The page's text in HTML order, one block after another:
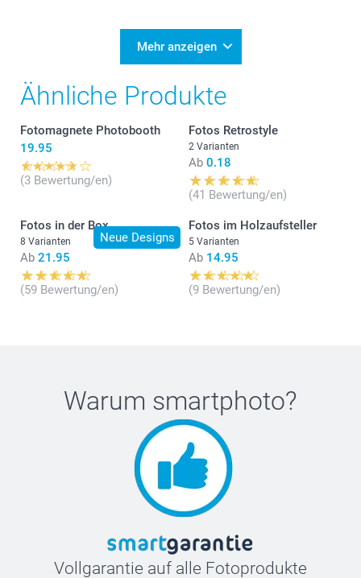
Mehr anzeigen
Ähnliche Produkte
Fotomagnete Photobooth
19.95
(3 Bewertung/en)
Fotos Retrostyle
2 Varianten
Ab 0.18
(41 Bewertung/en)
Neue Designs
Fotos in der Box
8 Varianten
Ab 21.95
(59 Bewertung/en)
Fotos im Holzaufsteller
5 Varianten
Ab 14.95
(9 Bewertung/en)
Warum smartphoto?
Vollgarantie auf alle Fotoprodukte